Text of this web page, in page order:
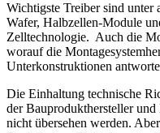
Wichtigste Treiber sind unter
Wafer, Halbzellen-Module
Zelltechnologie. Auch die
worauf die
Unterkonstruktionen
Die Einhaltung technische
der Bauprodukthersteller
nicht übersehen werden.